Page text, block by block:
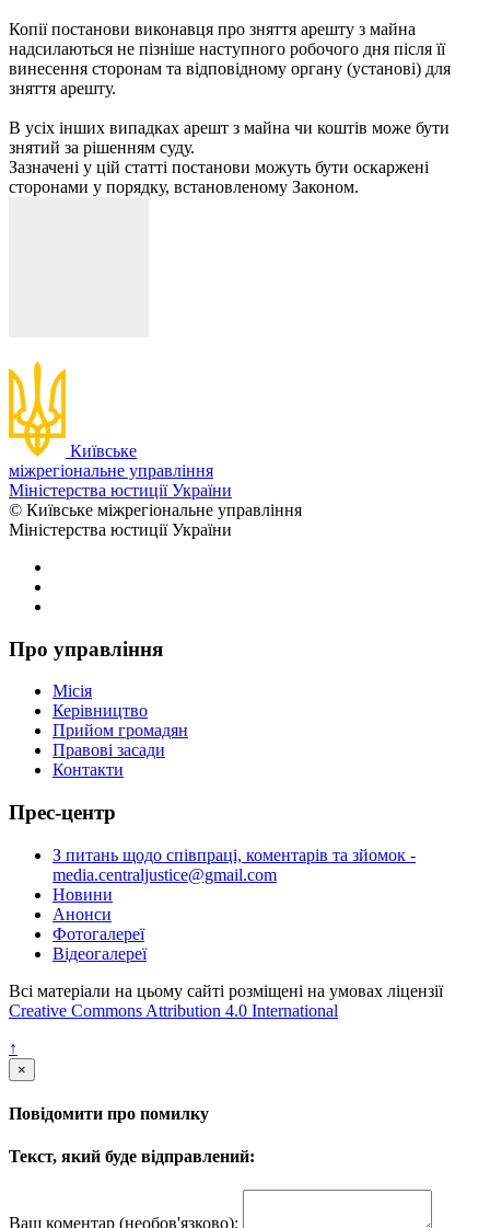
Копії постанови виконавця про зняття арешту з майна
надсилаються не пізніше наступного робочого дня після її
винесення сторонам та відповідному органу (установі) для
зняття арешту.
В усіх інших випадках арешт з майна чи коштів може бути
знятий за рішенням суду.
Зазначені у цій статті постанови можуть бути оскаржені
сторонами у порядку, встановленому Законом.
Київське
міжрегіональне управління
Міністерства юстиції України
© Київське міжрегіональне управління
Міністерства юстиції України
Про управління
Місія
Керівництво
Прийом громадян
Правові засади
Контакти
Прес-центр
З питань щодо співпраці, коментарів та зйомок -
media.centraljustice@gmail.com
Новини
Анонси
Фотогалереї
Відеогалереї
Всі матеріали на цьому сайті розміщені на умовах ліцензії
Creative Commons Attribution 4.0 International
↑
×
Повідомити про помилку
Текст, який буде відправлений:
Ваш коментар (необов'язково):